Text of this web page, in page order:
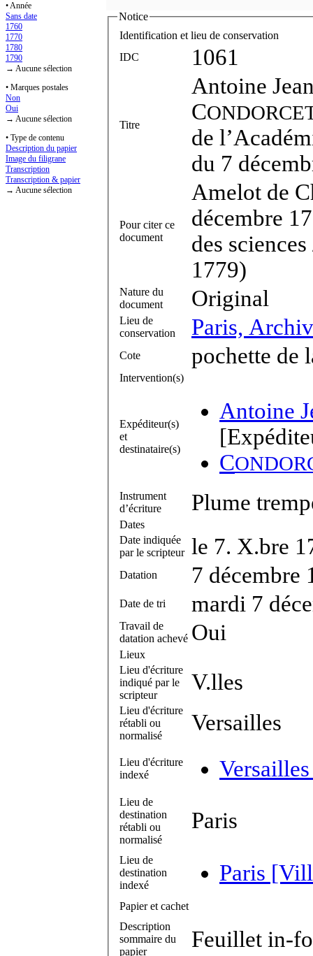
• Année
Sans date
1760
1770
1780
1790
→ Aucune sélection
• Marques postales
Non
Oui
→ Aucune sélection
• Type de contenu
Description du papier
Image du filigrane
Transcription
Transcription & papier
→ Aucune sélection
Notice
Identification et lieu de conservation
IDC
1061
Titre
Antoine
C
de
du 7
Pour citer ce
document
Amelot de
décembre
des
1779)
Nature du
document
Original
Lieu de
conservation
Paris,
Cote pochette de
Intervention(s)
Expéditeur(s)
et
destinataire(s)
Antoine
C
Instrument
d’écriture
Plume
Dates
Date indiquée
par le scripteur le 7. X.bre
Datation 7 décembre
Date de tri mardi 7
Travail de
datation achevé Oui
Lieux
Lieu d'écriture
indiqué par le
scripteur
V.lles
Lieu d'écriture
rétabli ou
normalisé
Versailles
Lieu d'écriture
indexé
Lieu de
destination
rétabli ou
normalisé
Paris
Lieu de
destination
indexé
Paris
Papier et cachet
Description
sommaire du
papier
Feuillet in-